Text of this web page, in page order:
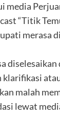
media
“Titik
merasa
diselesaikan
malah
lewat